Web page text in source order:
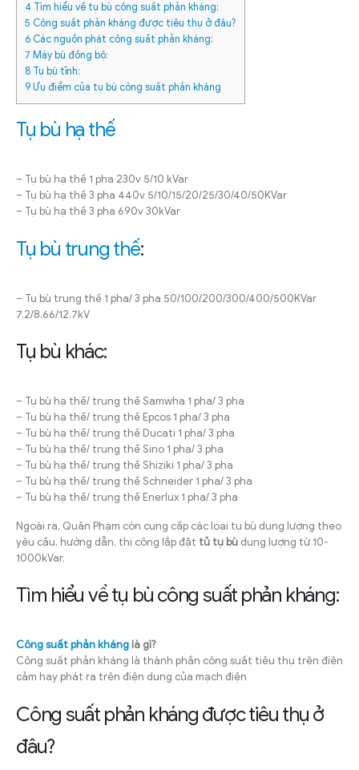
4 Tìm hiểu về tụ bù công suất phản kháng:
5 Công suất phản kháng được tiêu thụ ở đâu?
6 Các nguồn phát công suất phản kháng:
7 Máy bù đồng bộ:
8 Tụ bù tĩnh:
9Ưu điểm của tụ bù công suất phản kháng
Tụ bù hạ thế
– Tụ bù hạ thế 1 pha 230v 5/10 kVar
– Tụ bù hạ thế 3 pha 440v 5/10/15/20/25/30/40/50KVar
– Tụ bù hạ thế 3 pha 690v 30kVar
Tụ bù trung thế:
– Tụ bù trung thế 1 pha/ 3 pha 50/100/200/300/400/500KVar
7.2/8.66/12.7kV
Tụ bù khác:
– Tụ bù hạ thế/ trung thế Samwha 1 pha/ 3 pha
– Tụ bù hạ thế/ trung thế Epcos 1 pha/ 3 pha
– Tụ bù hạ thế/ trung thế Ducati 1 pha/ 3 pha
– Tụ bù hạ thế/ trung thế Sino 1 pha/ 3 pha
– Tụ bù hạ thế/ trung thế Shiziki 1 pha/ 3 pha
– Tụ bù hạ thế/ trung thế Schneider 1 pha/ 3 pha
– Tụ bù hạ thế/ trung thế Enerlux 1 pha/ 3 pha
Ngoài ra, Quân Phạm còn cung cấp các loại tụ bù dung lượng theo
yêu cầu, hướng dẫn, thi công lắp đặt tủ tụ bù dung lượng từ 10-
1000kVar.
Tìm hiểu về tụ bù công suất phản kháng:
Công suất phản kháng là gì?
Công suất phản kháng là thành phần công suất tiêu thụ trên điện
cảm hay phát ra trên điện dung của mạch điện
Công suất phản kháng được tiêu thụ ở
đâu?